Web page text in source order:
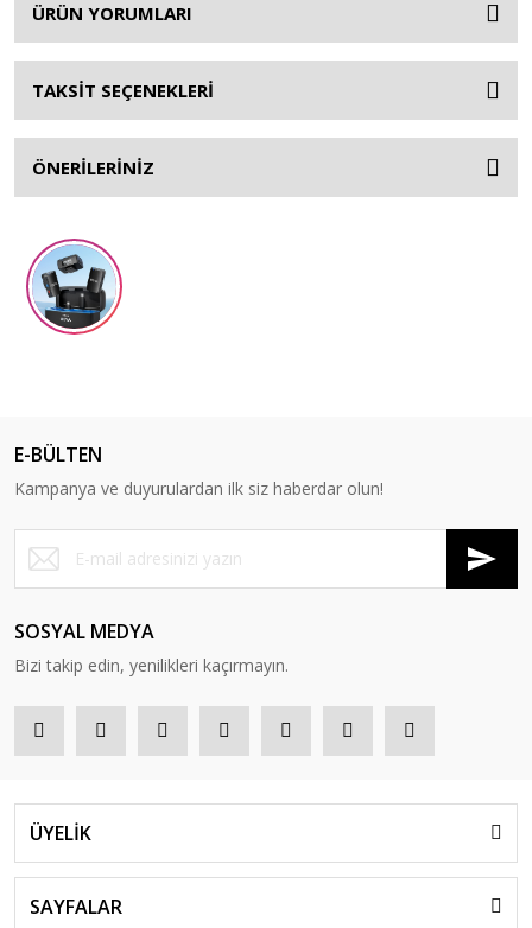
ÜRÜN YORUMLARI
TAKSİT SEÇENEKLERİ
ÖNERİLERİNİZ
E-BÜLTEN
Kampanya ve duyurulardan ilk siz haberdar olun!
SOSYAL MEDYA
Bizi takip edin, yenilikleri kaçırmayın.
ÜYELİK
SAYFALAR